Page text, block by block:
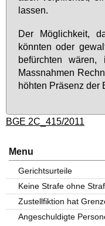
las­sen.
Der Mög­lich­keit,
könn­ten oder
be­fürch­ten
Mass­nah­men
höh­ten Prä­senz der
BGE 2C_415/2011
Menu
Gerichtsurteile
Keine Strafe ohne
Zustellfiktion hat
Angeschuldigte